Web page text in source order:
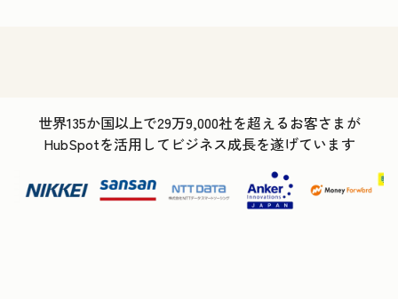
世界135か国以上で29万9,000社を超えるお客さまが
HubSpotを活用してビジネス成長を遂げています